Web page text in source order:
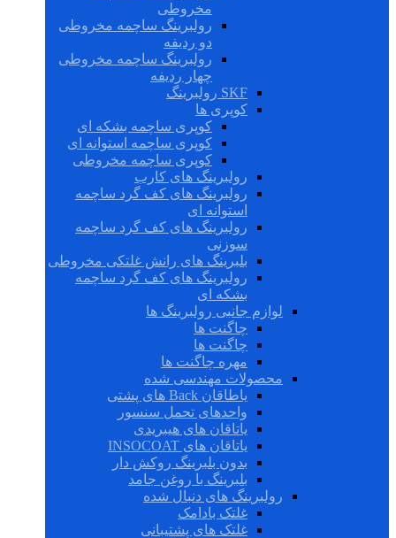
مخروطی
رولبرینگ ساچمه مخروطی
دو ردیفه
رولبرینگ ساچمه مخروطی
چهار ردیفه
SKF رولبرینگ
کوپری ها
کوپری ساچمه بشکه ای
کوپری ساچمه استوانه ای
کوپری ساچمه مخروطی
رولبرینگ های کارب
رولبرینگ های کف گرد ساچمه
استوانه ای
رولبرینگ های کف گرد ساچمه
سوزنی
بلبرینگ های رانش غلتکی مخروطی
رولبرینگ های کف گرد ساچمه
بشکه ای
لوازم جانبی رولبرینگ ها
چاگنت ها
چاگنت ها
مهره چاگنت ها
محصولات مهندسی شده
یاطاقان Back های پشتی
واحدهای تحمل سنسور
یاتاقان های هیبریدی
یاتاقان های INSOCOAT
بدون بلبرینگ روکش دار
بلبرینگ با روغن جامد
رولبرینگ های دنبال شده
غلتک بادامک
غلتک های پشتیبانی